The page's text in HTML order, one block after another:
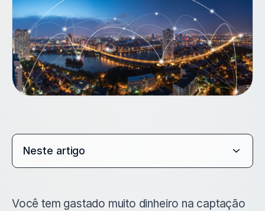
Neste artigo
Você tem gastado muito dinheiro na captação